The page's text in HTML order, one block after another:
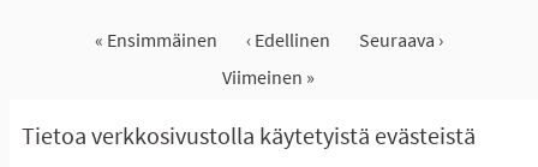
Tietoa verkkosivustolla käytetyistä evästeistä
« Ensimmäinen ‹ Edellinen
Seuraava ›
Viimeinen »
Näytä kaikki peruutetut ideat